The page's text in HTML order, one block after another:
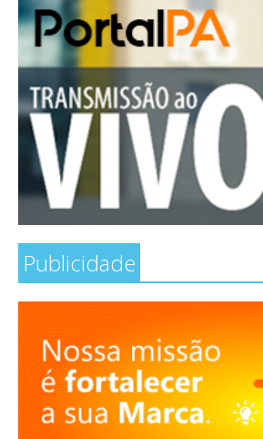
Publicidade